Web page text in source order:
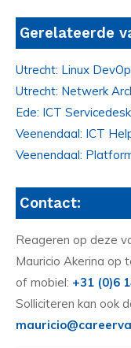
Gerelateerde
Utrecht: Linux
Utrecht: Netwerk
Ede: ICT
Veenendaal: ICT
Veenendaal:
Contact:
Reageren op deze
Mauricio Akerina op
of mobiel: +31 (0)6
Solliciteren kan ook